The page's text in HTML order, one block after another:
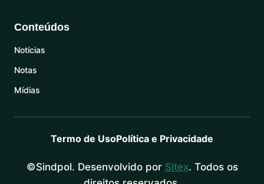
Conteúdos
Notícias
Notas
Mídias
Termo de UsoPolítica e Privacidade
©Sindpol. Desenvolvido por Sitex. Todos os